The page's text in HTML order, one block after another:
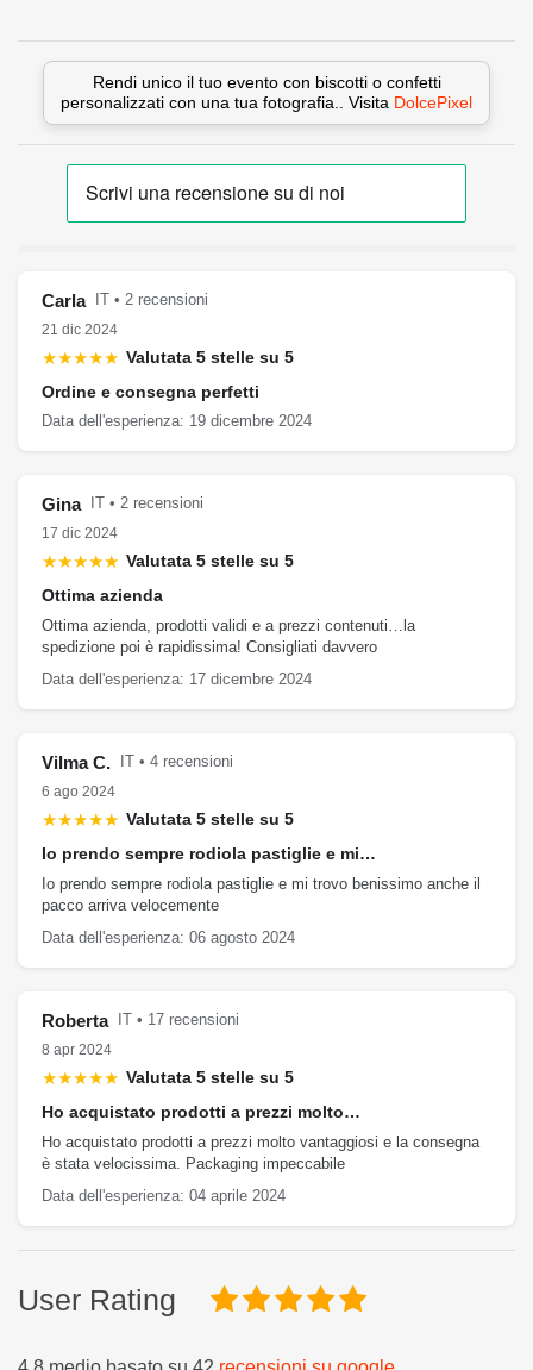
Rendi unico il tuo evento con biscotti o confetti
personalizzati con una tua fotografia.. Visita DolcePixel
Carla
IT • 2 recensioni
21 dic 2024
★★★★★ Valutata 5 stelle su 5
Ordine e consegna perfetti
Data dell'esperienza: 19 dicembre 2024
Gina
IT • 2 recensioni
17 dic 2024
★★★★★ Valutata 5 stelle su 5
Ottima azienda
Ottima azienda, prodotti validi e a prezzi contenuti…la
spedizione poi è rapidissima! Consigliati davvero
Data dell'esperienza: 17 dicembre 2024
Vilma C.
IT • 4 recensioni
6 ago 2024
★★★★★ Valutata 5 stelle su 5
Io prendo sempre rodiola pastiglie e mi…
Io prendo sempre rodiola pastiglie e mi trovo benissimo anche il
pacco arriva velocemente
Data dell'esperienza: 06 agosto 2024
Roberta
IT • 17 recensioni
8 apr 2024
★★★★★ Valutata 5 stelle su 5
Ho acquistato prodotti a prezzi molto…
Ho acquistato prodotti a prezzi molto vantaggiosi e la consegna
è stata velocissima. Packaging impeccabile
Data dell'esperienza: 04 aprile 2024
User Rating